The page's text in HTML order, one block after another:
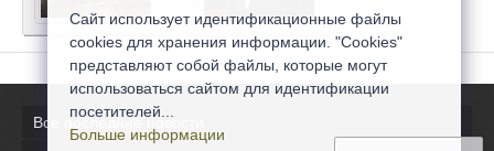
Все последние новости
Сайт использует идентификационные файлы
cookies для хранения информации. "Cookies"
представляют собой файлы, которые могут
использоваться сайтом для идентификации
посетителей...
Больше информации